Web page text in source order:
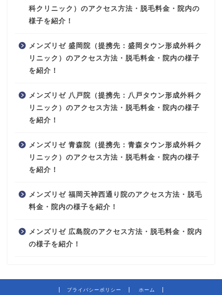
科クリニック）のアクセス方法・脱毛料金・院内の
様子を紹介！
メンズリゼ 盛岡院（提携先：盛岡タウン形成外科ク
リニック）のアクセス方法・脱毛料金・院内の様子
を紹介！
メンズリゼ 八戸院（提携先：八戸タウン形成外科ク
リニック）のアクセス方法・脱毛料金・院内の様子
を紹介！
メンズリゼ 青森院（提携先：青森タウン形成外科ク
リニック）のアクセス方法・脱毛料金・院内の様子
を紹介！
メンズリゼ 福岡天神西通り院のアクセス方法・脱毛
料金・院内の様子を紹介！
メンズリゼ 広島院のアクセス方法・脱毛料金・院内
の様子を紹介！
プライバシーポリシー ホーム